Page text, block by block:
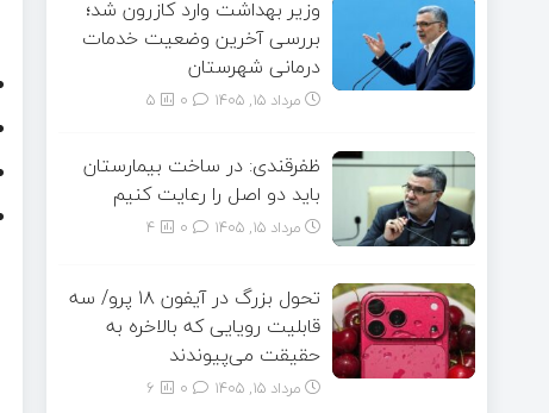
وزیر بهداشت وارد کازرون شد؛
بررسی آخرین وضعیت خدمات
درمانی شهرستان
مرداد ۱۵, ۱۴۰۵ 5
ظفرقندی: در ساخت بیمارستان
باید دو اصل را رعایت کنیم
مرداد ۱۵, ۱۴۰۵ 4
تحول بزرگ در آیفون ۱۸ پرو/ سه
قابلیت رویایی که بالاخره به
حقیقت می‌پیوندند
مرداد ۱۵, ۱۴۰۵ 6